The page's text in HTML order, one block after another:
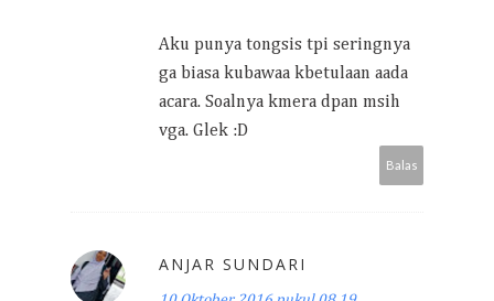
Aku punya tongsis tpi seringnya
ga biasa kubawaa kbetulaan aada
acara. Soalnya kmera dpan msih
vga. Glek :D
Balas
ANJAR SUNDARI